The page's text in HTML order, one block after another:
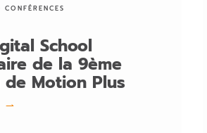
CONFÉRENCES
School
de la 9ème
Motion Plus
→